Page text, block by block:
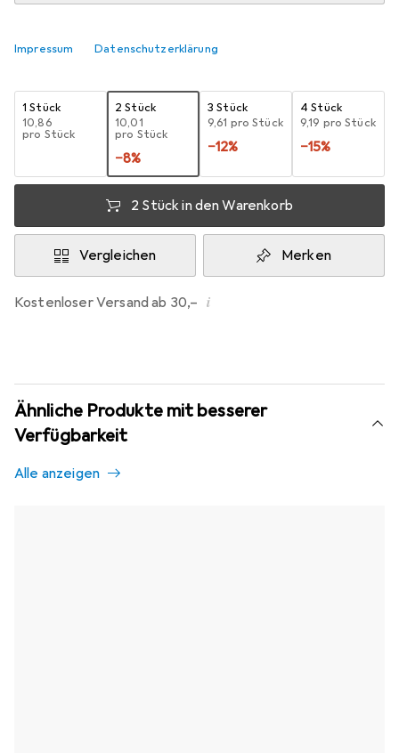
Impressum Datenschutzerklärung
1 Stück
EUR
10,86
pro Stück
2 Stück
EUR
10,01
pro Stück
−8%
3 Stück
EUR
9,61 pro Stück
−12%
4 Stück
EUR
9,19 pro Stück
−15%
2 Stück in den Warenkorb
Vergleichen Merken
Kostenloser Versand ab 30,– i
Ähnliche Produkte mit besserer
Verfügbarkeit
Alle anzeigen